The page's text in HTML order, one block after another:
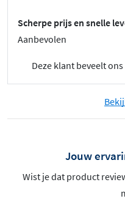
Scherpe prijs en snelle
Aanbevolen
Deze klant beveelt ons
Jouw
Wist je dat product